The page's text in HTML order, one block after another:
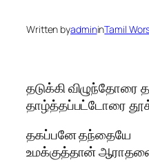
Written byadmininTamil
தடுக்கி விழுந்தோரை
தாழ்த்தப்பட்டோரை
தகப்பனே தந்தையே
உமக்குத்தான்